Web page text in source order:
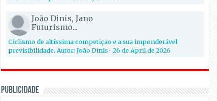
João Dinis, Jano
Futurismo...
Ciclismo de altíssima competição e a sua imponderável
previsibilidade. Autor: João Dinis·26 de April de 2026
PUBLICIDADE